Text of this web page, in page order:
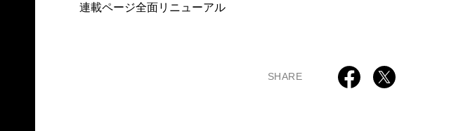
連載ページ全面リニューアル
SHARE